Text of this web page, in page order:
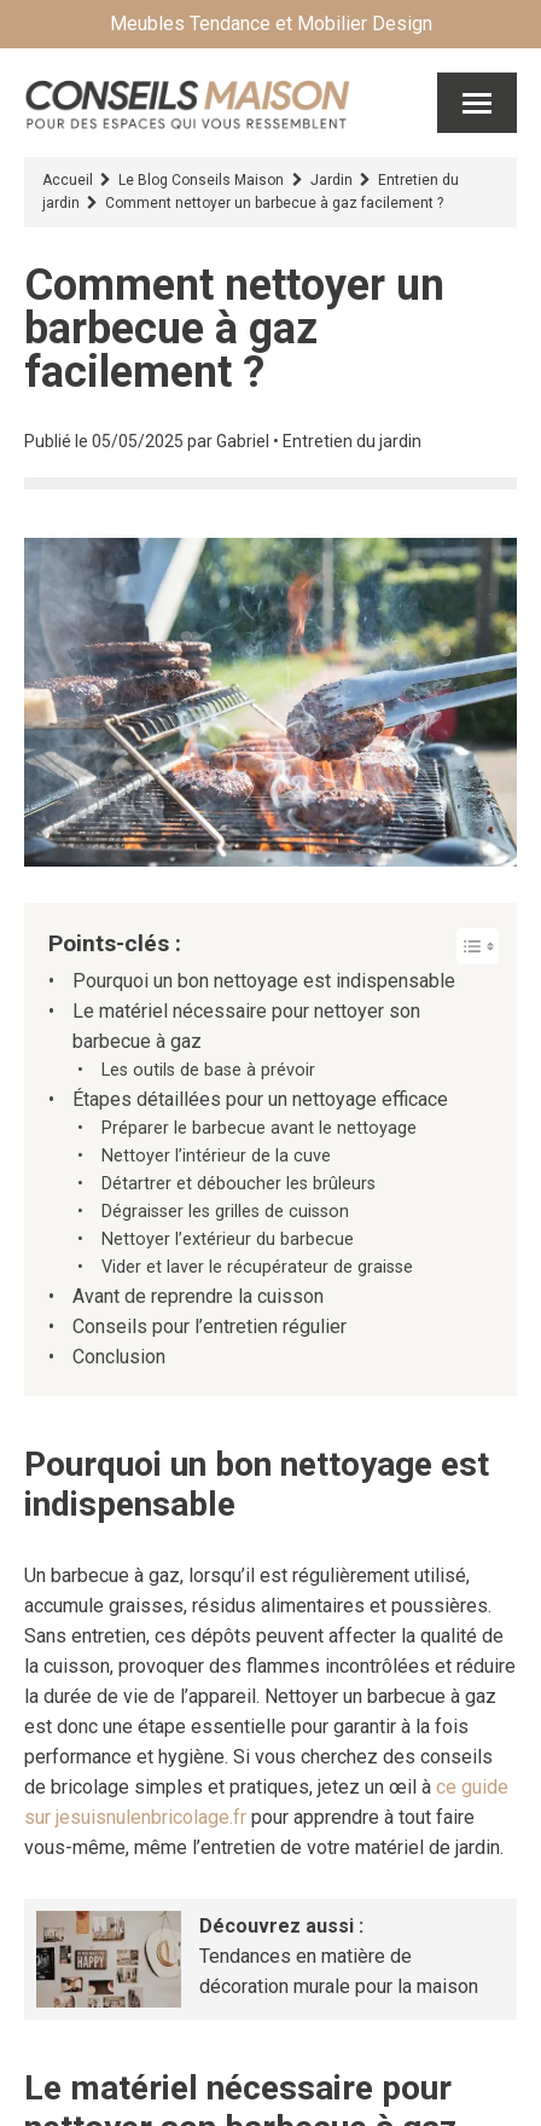
Meubles Tendance et Mobilier Design
Accueil Le Blog Conseils Maison Jardin
Entretien du
jardin
Comment nettoyer un barbecue à gaz facilement ?
Comment nettoyer un
barbecue à gaz
facilement ?
Publié le 05/05/2025 parGabriel • Entretien du jardin
Points-clés :
Pourquoi un bon nettoyage est indispensable
Le matériel nécessaire pour nettoyer son
barbecue à gaz
Les outils de base à prévoir
Étapes détaillées pour un nettoyage efficace
Préparer le barbecue avant le nettoyage
Nettoyer l’intérieur de la cuve
Détartrer et déboucher les brûleurs
Dégraisser les grilles de cuisson
Nettoyer l’extérieur du barbecue
Vider et laver le récupérateur de graisse
Avant de reprendre la cuisson
Conseils pour l’entretien régulier
Conclusion
Pourquoi un bon nettoyage est
indispensable
Un barbecue à gaz, lorsqu’il est régulièrement utilisé,
accumule graisses, résidus alimentaires et poussières.
Sans entretien, ces dépôts peuvent affecter la qualité de
la cuisson, provoquer des flammes incontrôlées et réduire
la durée de vie de l’appareil. Nettoyer un barbecue à gaz
est donc une étape essentielle pour garantir à la fois
performance et hygiène. Si vous cherchez des conseils
de bricolage simples et pratiques, jetez un œil à ce guide
sur jesuisnulenbricolage.fr pour apprendre à tout faire
vous-même, même l’entretien de votre matériel de jardin.
Découvrez aussi :
Tendances en matière de
décoration murale pour la maison
Le matériel nécessaire pour